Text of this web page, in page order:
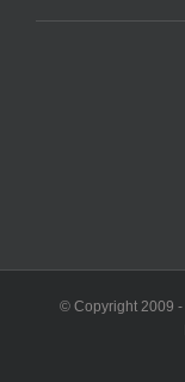
© Copyright 2009 -